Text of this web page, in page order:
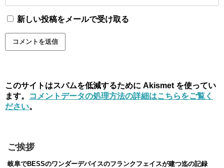
新しい投稿をメールで受け取る
このサイトはスパムを低減するために Akismet を使ってい
ます。
コメントデータの処理方法の詳細はこちらをご覧く
ださい。
ご挨拶
岐阜でBESSのワンダーデバイスのフランクフェイスが建つ迄の記録